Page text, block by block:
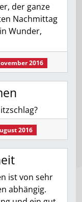
der ganze
Nachmittag
Wunder,
2016
2016
ist von sehr
abhängig.